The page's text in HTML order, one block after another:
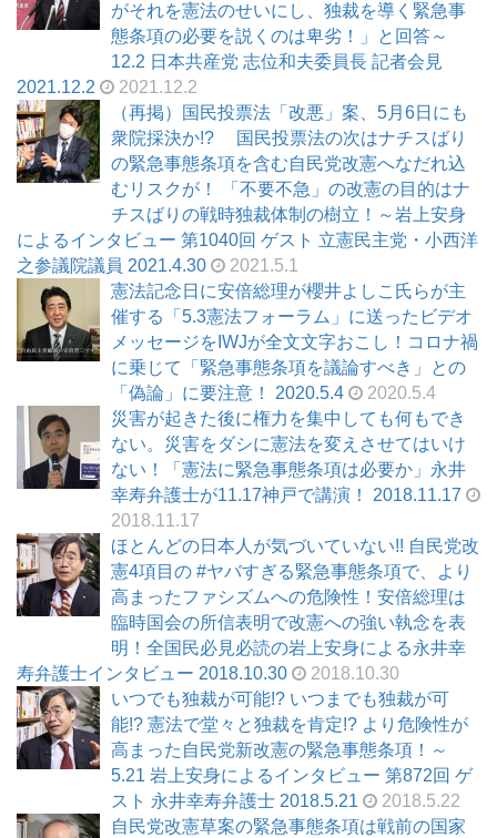
がそれを憲法のせいにし、独裁を導く緊急事
態条項の必要を説くのは卑劣！」と回答～
12.2 日本共産党 志位和夫委員長 記者会見
2021.12.2
2021.12.2
（再掲）国民投票法「改悪」案、5月6日にも
衆院採決か!? 国民投票法の次はナチスばり
の緊急事態条項を含む自民党改憲へなだれ込
むリスクが！ 「不要不急」の改憲の目的はナ
チスばりの戦時独裁体制の樹立！～岩上安身
によるインタビュー 第1040回 ゲスト 立憲民主党・小西洋
之参議院議員 2021.4.30
2021.5.1
憲法記念日に安倍総理が櫻井よしこ氏らが主
催する「5.3憲法フォーラム」に送ったビデオ
メッセージをIWJが全文文字おこし！コロナ禍
に乗じて「緊急事態条項を議論すべき」との
「偽論」に要注意！ 2020.5.4
2020.5.4
災害が起きた後に権力を集中しても何もでき
ない。災害をダシに憲法を変えさせてはいけ
ない！「憲法に緊急事態条項は必要か」永井
幸寿弁護士が11.17神戸で講演！ 2018.11.17
2018.11.17
ほとんどの日本人が気づいていない!! 自民党改
憲4項目の #ヤバすぎる緊急事態条項で、より
高まったファシズムへの危険性！安倍総理は
臨時国会の所信表明で改憲への強い執念を表
明！全国民必見必読の岩上安身による永井幸
寿弁護士インタビュー 2018.10.30
2018.10.30
いつでも独裁が可能!? いつまでも独裁が可
能!? 憲法で堂々と独裁を肯定!? より危険性が
高まった自民党新改憲の緊急事態条項！～
5.21 岩上安身によるインタビュー 第872回 ゲ
スト 永井幸寿弁護士 2018.5.21
2018.5.22
自民党改憲草案の緊急事態条項は戦前の国家